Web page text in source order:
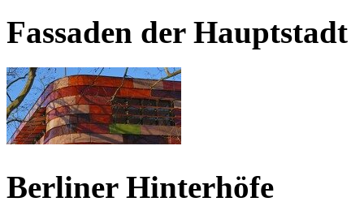
Fassaden der Hauptstadt
Berliner Hinterhöfe